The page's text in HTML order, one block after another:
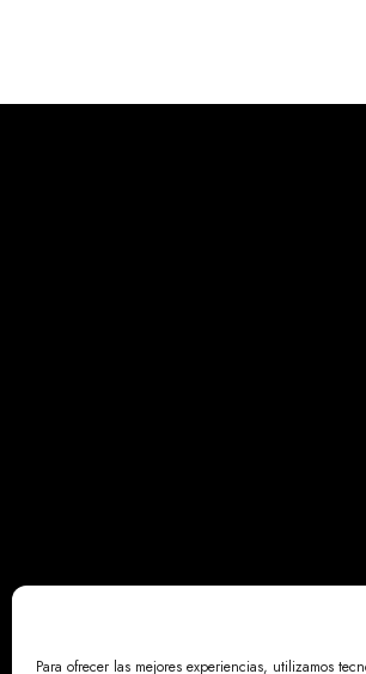
Para ofrecer las mejores experiencias, utilizamos